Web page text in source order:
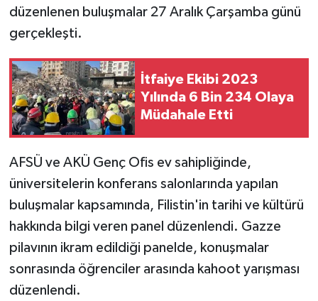
düzenlenen buluşmalar 27 Aralık Çarşamba günü
gerçekleşti.
İtfaiye Ekibi 2023
Yılında 6 Bin 234 Olaya
Müdahale Etti
AFSÜ ve AKÜ Genç Ofis ev sahipliğinde,
üniversitelerin konferans salonlarında yapılan
buluşmalar kapsamında, Filistin'in tarihi ve kültürü
hakkında bilgi veren panel düzenlendi. Gazze
pilavının ikram edildiği panelde, konuşmalar
sonrasında öğrenciler arasında kahoot yarışması
düzenlendi.